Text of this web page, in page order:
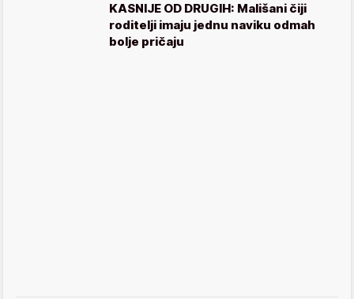
KASNIJE OD DRUGIH: Mališani čiji
roditelji imaju jednu naviku odmah
bolje pričaju